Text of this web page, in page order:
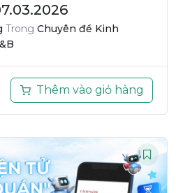
Trong Chuyên đề Kinh
Thêm vào giỏ hàng